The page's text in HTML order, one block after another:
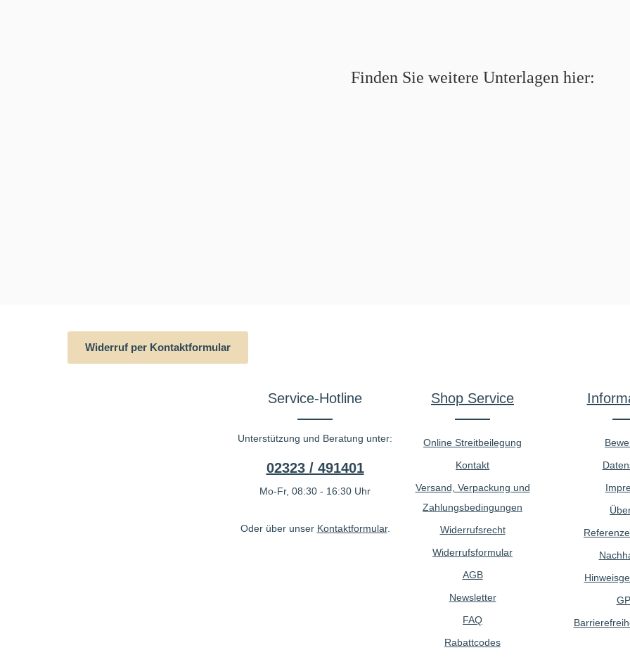
Finden Sie weitere Unterlagen hier:
Widerruf per Kontaktformular
Service-Hotline
Unterstützung und Beratung unter:
02323 / 491401
Mo-Fr, 08:30 - 16:30 Uhr
Oder über unser Kontaktformular.
Shop Service
Online Streitbeilegung
Kontakt
Versand, Verpackung und
Zahlungsbedingungen
Widerrufsrecht
Widerrufsformular
AGB
Newsletter
FAQ
Rabattcodes